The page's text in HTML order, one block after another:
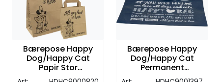
Bærepose Happy
Dog/Happy Cat
Papir Stor
32x17x41cm
Bærepose Happy
Dog/Happy Cat
Permanent
54x37cm